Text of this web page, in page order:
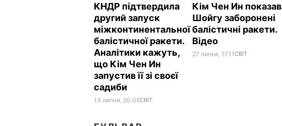
КНДР підтвердила
другий запуск
міжконтинентальної
балістичної ракети.
Аналітики кажуть,
що Кім Чен Ин
запустив її зі своєї
садиби
13 липня, 20.05СВІТ
Кім Чен Ин показав
Шойгу заборонені
балістичні ракети.
Відео
27 липня, 17.11СВІТ